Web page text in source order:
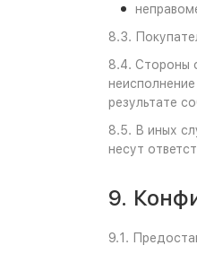
8.3.
8.4. Стороны
результате
8.5. В иных
несут
9.
9.1.